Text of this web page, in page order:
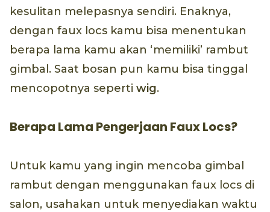
kesulitan melepasnya sendiri. Enaknya,
dengan faux locs kamu bisa menentukan
berapa lama kamu akan ‘memiliki’ rambut
gimbal. Saat bosan pun kamu bisa tinggal
mencopotnya seperti wig.
Berapa Lama Pengerjaan Faux Locs?
Untuk kamu yang ingin mencoba gimbal
rambut dengan menggunakan faux locs di
salon, usahakan untuk menyediakan waktu